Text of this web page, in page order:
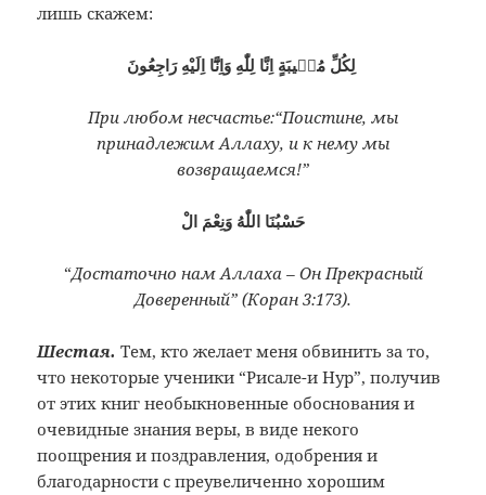
лишь скажем:
При любом несчастье:“Поистине, мы
принадлежим Аллаху, и к нему мы
возвращаемся!”
حَسْبُنَا اللّٰهُ وَنِعْمَ الْ
“Достаточно нам Аллаха – Он Прекрасный
Доверенный” (Коран 3:173).
Шестая. Тем, кто желает меня обвинить за то,
что некоторые ученики “Рисале-и Нур”, получив
от этих книг необыкновенные обоснования и
очевидные знания веры, в виде некого
поощрения и поздравления, одобрения и
благодарности с преувеличенно хорошим